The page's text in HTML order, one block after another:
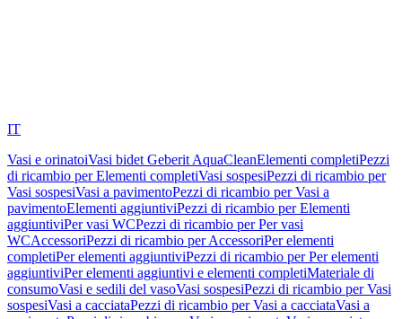
IT
Vasi e orinatoiVasi bidet Geberit AquaCleanElementi completiPezzi
di ricambio per Elementi completiVasi sospesiPezzi di ricambio per
Vasi sospesiVasi a pavimentoPezzi di ricambio per Vasi a
pavimentoElementi aggiuntiviPezzi di ricambio per Elementi
aggiuntiviPer vasi WCPezzi di ricambio per Per vasi
WCAccessoriPezzi di ricambio per AccessoriPer elementi
completiPer elementi aggiuntiviPezzi di ricambio per Per elementi
aggiuntiviPer elementi aggiuntivi e elementi completiMateriale di
consumoVasi e sedili del vasoVasi sospesiPezzi di ricambio per Vasi
sospesiVasi a cacciataPezzi di ricambio per Vasi a cacciataVasi a